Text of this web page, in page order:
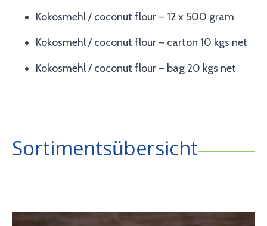
Kokosmehl / coconut flour – 12 x 500 gram
Kokosmehl / coconut flour – carton 10 kgs net
Kokosmehl / coconut flour – bag 20 kgs net
Sortimentsübersicht